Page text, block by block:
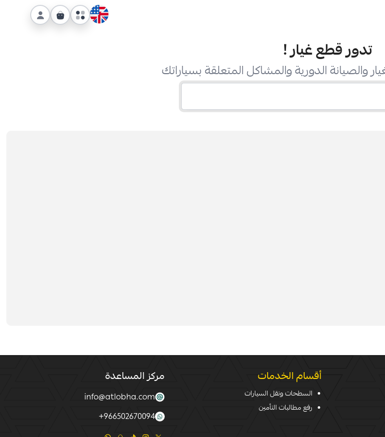
تدور قطع غيار!
والصيانة الدورية والمشاكل المتعلقة بسياراتك
أقسام الخدمات
السطحات ونقل السيارات
رفع مطالبات التأمين
مركز المساعدة
info@atlobha.com
966502670094
+